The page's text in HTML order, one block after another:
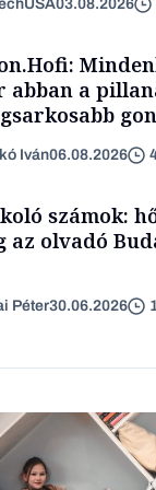
03.08.2026
abban a
Iván06.08.2026
számok:
az olvadó
Péter30.06.2026